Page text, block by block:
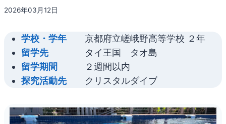
2026年03月12日
学校・学年 京都府立嵯峨野高等学校 ２年
留学先タイ王国 タオ島
留学期間 ２週間以内
探究活動先クリスタルダイブ